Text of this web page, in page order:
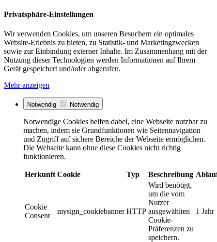
Privatsphäre-Einstellungen
Wir verwenden Cookies, um unseren Besuchern ein optimales
Website-Erlebnis zu bieten, zu Statistik- und Marketingzwecken
sowie zur Einbindung externer Inhalte. Im Zusammenhang mit der
Nutzung dieser Technologien werden Informationen auf Ihrem
Gerät gespeichert und/oder abgerufen.
Mehr anzeigen
Notwendig Notwendig
Notwendige Cookies helfen dabei, eine Webseite nutzbar zu
machen, indem sie Grundfunktionen wie Seitennavigation
und Zugriff auf sichere Bereiche der Webseite ermöglichen.
Die Webseite kann ohne diese Cookies nicht richtig
funktionieren.
Herkunft Cookie Typ Beschreibung
Cookie
Consent
mysign_cookiebanner HTTP
Wird benötigt,
um die vom
Nutzer
ausgewählten
Cookie-
Präferenzen zu
speichern.
1 Jahr